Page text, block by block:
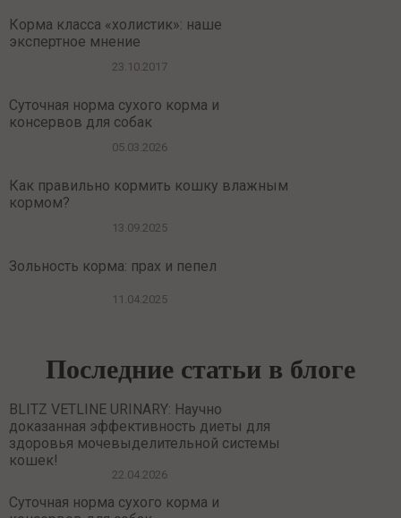
Корма класса «холистик»: наше
экспертное мнение
23.10.2017
Суточная норма сухого корма и
консервов для собак
05.03.2026
Как правильно кормить кошку влажным
кормом?
13.09.2025
Зольность корма: прах и пепел
11.04.2025
Последние статьи в блоге
BLITZ VETLINE URINARY: Научно
доказанная эффективность диеты для
здоровья мочевыделительной системы
кошек!
22.04.2026
Суточная норма сухого корма и